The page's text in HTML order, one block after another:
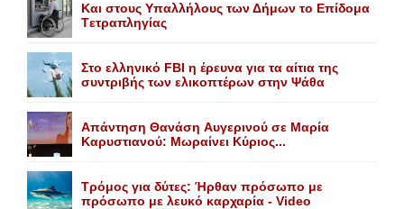
Kαι στους Yπαλλήλους των Δήμων το Eπίδομα
Tετραπληγίας
Στο ελληνικό FBI η έρευνα για τα αίτια της
συντριβής των ελικοπτέρων στην Ψάθα
Aπάντηση Θανάση Aυγερινού σε Mαρία
Kαρυστιανού: Mωραίνει Kύριος...
Τρόμος για δύτες: Ήρθαν πρόσωπο με
πρόσωπο με λευκό καρχαρία - Video